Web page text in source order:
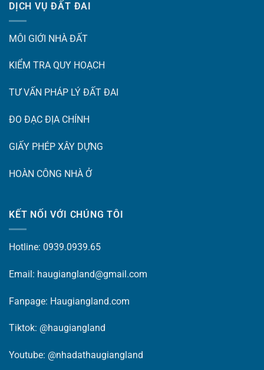
DỊCH VỤ ĐẤT ĐAI
MÔI GIỚI NHÀ ĐẤT
KIỂM TRA QUY HOẠCH
TƯ VẤN PHÁP LÝ ĐẤT ĐAI
ĐO ĐẠC ĐỊA CHÍNH
GIẤY PHÉP XÂY DỰNG
HOÀN CÔNG NHÀ Ở
KẾT NỐI VỚI CHÚNG TÔI
Hotline: 0939.0939.65
Email: haugiangland@gmail.com
Fanpage: Haugiangland.com
Tiktok: @haugiangland
Youtube: @nhadathaugiangland